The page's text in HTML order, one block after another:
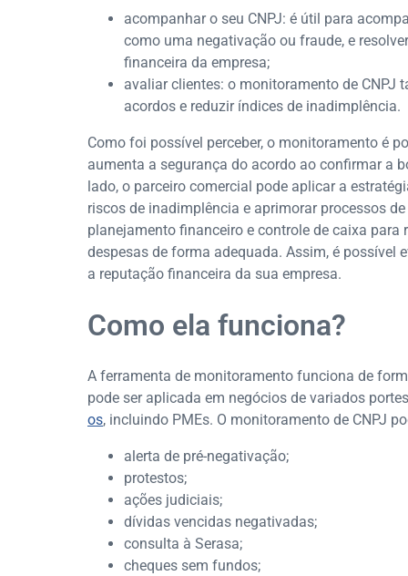
acompanhar o seu CNPJ: é útil para
como uma negativação ou fraude, e
financeira da empresa;
avaliar clientes: o monitoramento de
acordos e reduzir índices de inadimplência.
Como foi possível perceber, o monitoramento é
aumenta a segurança do acordo ao confirmar a
lado, o parceiro comercial pode aplicar a
riscos de inadimplência e aprimorar processos
planejamento financeiro e controle de caixa para
despesas de forma adequada. Assim, é possível
a reputação financeira da sua empresa.
Como ela funciona?
A ferramenta de monitoramento funciona de
pode ser aplicada em negócios de variados
os, incluindo PMEs. O monitoramento de CNPJ
alerta de pré-negativação;
protestos;
ações judiciais;
dívidas vencidas negativadas;
consulta à Serasa;
cheques sem fundos;